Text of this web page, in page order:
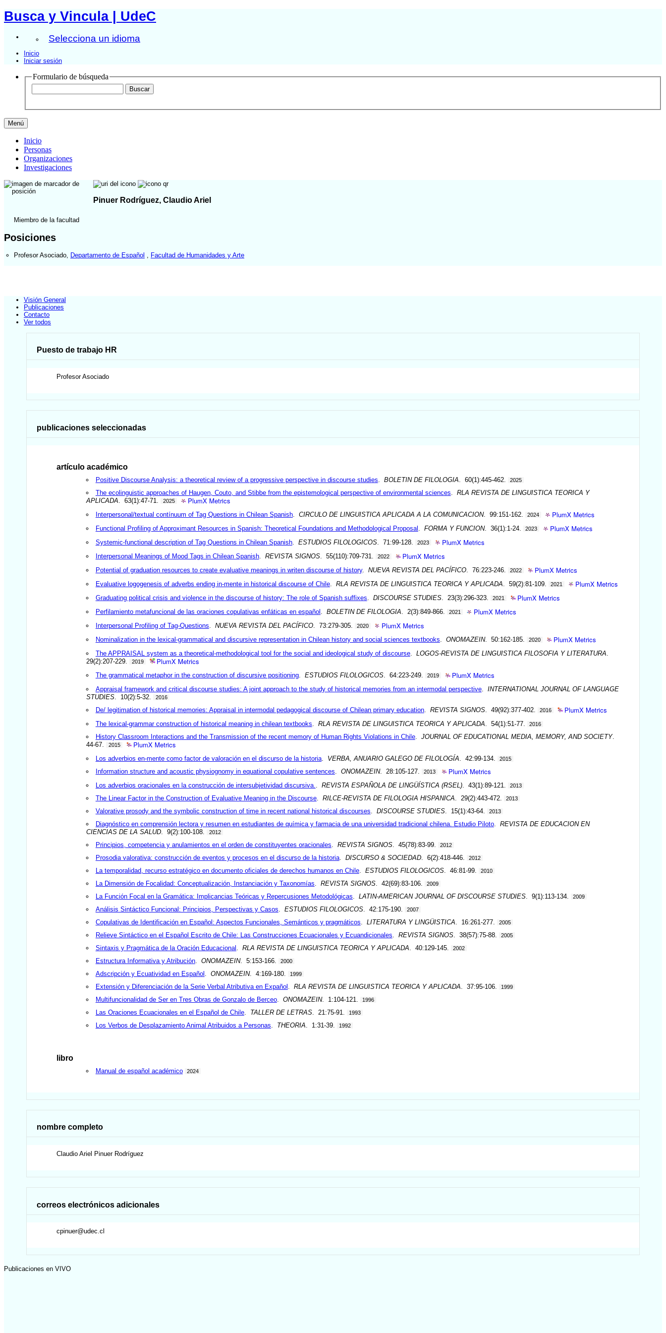
Busca y Vincula | UdeC
Selecciona un idioma
Inicio
Iniciar sesión
Formulario de búsqueda
Menú
Inicio
Personas
Organizaciones
Investigaciones
Pinuer Rodríguez, Claudio Ariel
Miembro de la facultad
Posiciones
Profesor Asociado Departamento de Español Facultad de Humanidades y Arte
Visión General
Publicaciones
Contacto
Ver todos
Puesto de trabajo HR
Profesor Asociado
publicaciones seleccionadas
artículo académico
Positive Discourse Analysis: a theoretical review of a progressive perspective in discourse studies BOLETIN DE FILOLOGIA . 60(1):445-462. 2025
The ecolinguistic approaches of Haugen, Couto, and Stibbe from the epistemological perspective of environmental sciences
RLA REVISTA DE LINGUISTICA TEORICA Y
APLICADA . 63(1):47-71. 2025 PlumX Metrics
Interpersonal/textual contínuum of Tag Questions in Chilean Spanish. CIRCULO DE LINGUISTICA APLICADA A LA COMUNICACION. 99:151-162. 2024 PlumX Metrics
Functional Profiling of Approximant Resources in Spanish: Theoretical Foundations and Methodological Proposal FORMA Y FUNCION. 36(1):1-24. 2023 PlumX Metrics
Systemic-functional description of Tag Questions in Chilean Spanish. ESTUDIOS FILOLOGICOS. 71:99-128. 2023 PlumX Metrics
Interpersonal Meanings of Mood Tags in Chilean Spanish. REVISTA SIGNOS. 55(110):709-731. 2022 PlumX Metrics
Potential of graduation resources to create evaluative meanings in writen discourse of history. NUEVA REVISTA DEL PACÍFICO. 76:223-246. 2022 PlumX Metrics
Evaluative logogenesis of adverbs ending in-mente in historical discourse of Chile. RLA REVISTA DE LINGUISTICA TEORICA Y APLICADA . 59(2):81-109. 2021 PlumX Metrics
Graduating political crisis and violence in the discourse of history: The role of Spanish suffixes DISCOURSE STUDIES. 23(3):296-323. 2021 PlumX Metrics
Perfilamiento metafuncional de las oraciones copulativas enfáticas en español BOLETIN DE FILOLOGIA . 2(3):849-866. 2021 PlumX Metrics
Interpersonal Profiling of Tag-Questions NUEVA REVISTA DEL PACÍFICO. 73:279-305. 2020 PlumX Metrics
Nominalization in the lexical-grammatical and discursive representation in Chilean history and social sciences textbooks ONOMAZEIN. 50:162-185. 2020 PlumX Metrics
The APPRAISAL system as a theoretical-methodological tool for the social and ideological study of discourse. LOGOS-REVISTA DE LINGUISTICA FILOSOFIA Y LITERATURA
29(2):207-229.
2019 PlumX Metrics
The grammatical metaphor in the construction of discursive positioning. ESTUDIOS FILOLOGICOS. 64:223-249. 2019 PlumX Metrics
Appraisal framework and critical discourse studies: A joint approach to the study of historical memories from an intermodal perspective. INTERNATIONAL JOURNAL OF LANGUAGE
STUDIES . 10(2):5-32. 2016
De/ legitimation of historical memories: Appraisal in intermodal pedagogical discourse of Chilean primary education. REVISTA SIGNOS. 49(92):377-402. 2016 PlumX Metrics
The lexical-grammar construction of historical meaning in chilean textbooks RLA REVISTA DE LINGUISTICA TEORICA Y APLICADA . 54(1):51-77. 2016
History Classroom Interactions and the Transmission of the recent memory of Human Rights Violations in Chile. JOURNAL OF EDUCATIONAL MEDIA, MEMORY, AND SOCIETY.
44-67.
2015 PlumX Metrics
Los adverbios en-mente como factor de valoración en el discurso de la historia. VERBA, ANUARIO GALEGO DE FILOLOGÍA . 42:99-134. 2015
Information structure and acoustic physiognomy in equational copulative sentences ONOMAZEIN. 28:105-127. 2013 PlumX Metrics
Los adverbios oracionales en la construcción de intersubjetividad discursiva. REVISTA ESPAÑOLA DE LINGÜÍSTICA (RSEL). 43(1):89-121. 2013
The Linear Factor in the Construction of Evaluative Meaning in the Discourse. RILCE-REVISTA DE FILOLOGIA HISPANICA . 29(2):443-472. 2013
Valorative prosody and the symbolic construction of time in recent national historical discourses DISCOURSE STUDIES. 15(1):43-64. 2013
Diagnóstico en comprensión lectora y resumen en estudiantes de química y farmacia de una universidad tradicional chilena. Estudio Piloto. REVISTA DE EDUCACION EN
CIENCIAS DE LA SALUD . 9(2):100-108. 2012
Principios, competencia y anulamientos en el orden de constituyentes oracionales REVISTA SIGNOS. 45(78):83-99. 2012
Prosodia valorativa: construcción de eventos y procesos en el discurso de la historia. DISCURSO & SOCIEDAD. 6(2):418-446. 2012
La temporalidad, recurso estratégico en documento oficiales de derechos humanos en Chile. ESTUDIOS FILOLOGICOS. 46:81-99. 2010
La Dimensión de Focalidad: Conceptualización, Instanciación y Taxonomías REVISTA SIGNOS. 42(69):83-106. 2009
La Función Focal en la Gramática: Implicancias Teóricas y Repercusiones Metodológicas LATIN-AMERICAN JOURNAL OF DISCOURSE STUDIES. 9(1):113-134. 2009
Análisis Sintáctico Funcional: Principios, Perspectivas y Casos ESTUDIOS FILOLOGICOS. 42:175-190. 2007
Copulativas de Identificación en Español: Aspectos Funcionales, Semánticos y pragmáticos LITERATURA Y LINGÜISTICA . 16:261-277. 2005
Relieve Sintáctico en el Español Escrito de Chile: Las Construcciones Ecuacionales y Ecuandicionales REVISTA SIGNOS. 38(57):75-88. 2005
Sintaxis y Pragmática de la Oración Educacional RLA REVISTA DE LINGUISTICA TEORICA Y APLICADA . 40:129-145. 2002
Estructura Informativa y Atribución. ONOMAZEIN. 5:153-166. 2000
Adscripción y Ecuatividad en Español ONOMAZEIN. 4:169-180. 1999
Extensión y Diferenciación de la Serie Verbal Atributiva en Expañol RLA REVISTA DE LINGUISTICA TEORICA Y APLICADA . 37:95-106. 1999
Multifuncionalidad de Ser en Tres Obras de Gonzalo de Berceo. ONOMAZEIN. 1:104-121. 1996
Las Oraciones Ecuacionales en el Español de Chile. TALLER DE LETRAS. 21:75-91. 1993
Los Verbos de Desplazamiento Animal Atribuidos a Personas THEORIA . 1:31-39. 1992
libro
Manual de español académico 2024
nombre completo
Claudio Ariel Pinuer Rodríguez
correos electrónicos adicionales
cpinuer@udec.cl
Publicaciones en VIVO